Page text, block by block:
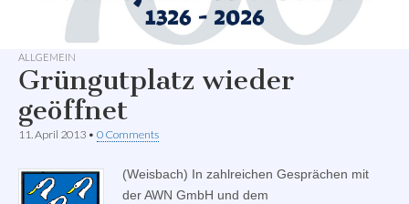
ALLGEMEIN
Grüngutplatz wieder
geöffnet
11. April 2013 • 0 Comments
(Weisbach) In zahlreichen Gesprächen mit
der AWN GmbH und dem